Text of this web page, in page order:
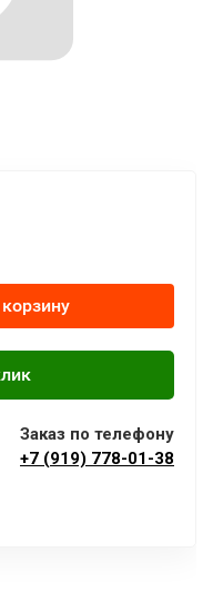
Заказ по телефону
+7 (919) 778-01-38